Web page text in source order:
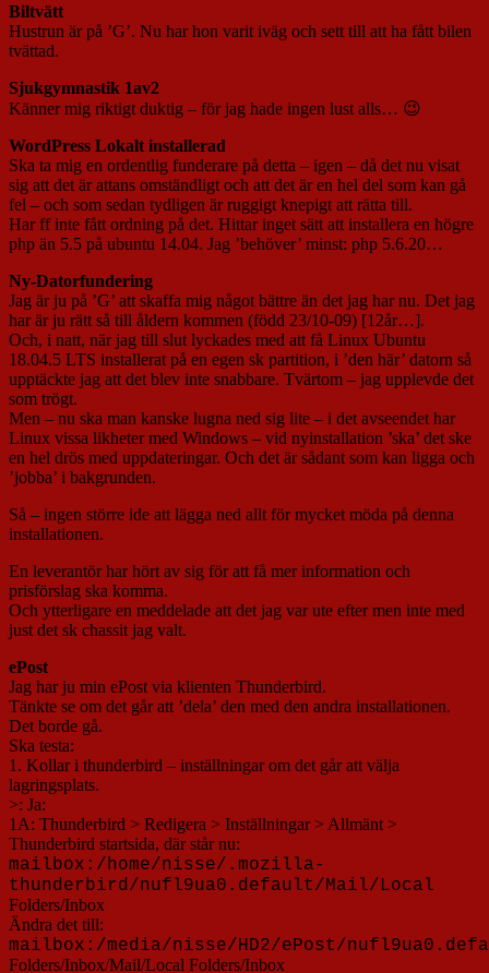
Biltvätt
Hustrun är på ’G’. Nu har hon varit iväg och sett till att ha fått bilen
tvättad.
Sjukgymnastik 1av2
Känner mig riktigt duktig – för jag hade ingen lust alls… 😉
WordPress Lokalt installerad
Ska ta mig en ordentlig funderare på detta – igen – då det nu visat
sig att det är attans omständligt och att det är en hel del som kan gå
fel – och som sedan tydligen är ruggigt knepigt att rätta till.
Har ff inte fått ordning på det. Hittar inget sätt att installera en högre
php än 5.5 på ubuntu 14.04. Jag ’behöver’ minst: php 5.6.20…
Ny-Datorfundering
Jag är ju på ’G’ att skaffa mig något bättre än det jag har nu. Det jag
har är ju rätt så till åldern kommen (född 23/10-09) [12år…].
Och, i natt, när jag till slut lyckades med att få Linux Ubuntu
18.04.5 LTS installerat på en egen sk partition, i ’den här’ datorn så
upptäckte jag att det blev inte snabbare. Tvärtom – jag upplevde det
som trögt.
Men – nu ska man kanske lugna ned sig lite – i det avseendet har
Linux vissa likheter med Windows – vid nyinstallation ’ska’ det ske
en hel drös med uppdateringar. Och det är sådant som kan ligga och
’jobba’ i bakgrunden.
Så – ingen större ide att lägga ned allt för mycket möda på denna
installationen.
En leverantör har hört av sig för att få mer information och
prisförslag ska komma.
Och ytterligare en meddelade att det jag var ute efter men inte med
just det sk chassit jag valt.
ePost
Jag har ju min ePost via klienten Thunderbird.
Tänkte se om det går att ’dela’ den med den andra installationen.
Det borde gå.
Ska testa:
1. Kollar i thunderbird – inställningar om det går att välja
lagringsplats.
>: Ja:
1A: Thunderbird > Redigera > Inställningar > Allmänt >
Thunderbird startsida, där står nu:
mailbox:/home/nisse/.mozilla-
thunderbird/nufl9ua0.default/Mail/Local
Folders/Inbox
Ändra det till:
mailbox: /media/nisse/HD2/ePost/
Folders/Inbox/Mail/Local Folders/Inbox